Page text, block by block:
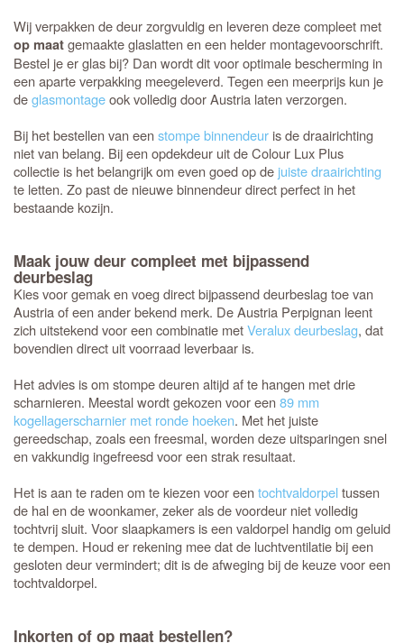
Wij verpakken de deur zorgvuldig en leveren deze compleet met
op maatgemaakte glaslatten en een helder montagevoorschrift.
Bestel je er glas bij? Dan wordt dit voor optimale bescherming in
een aparte verpakking meegeleverd. Tegen een meerprijs kun je
deglasmontageook volledig door Austria laten verzorgen.
Bij het bestellen van eenstompe binnendeur is de draairichting
niet van belang. Bij een opdekdeur uit de Colour Lux Plus
collectie is het belangrijk om even goed op de juiste draairichting
te letten. Zo past de nieuwe binnendeur direct perfect in het
bestaande kozijn.
Maak jouw deur compleet met bijpassend
deurbeslag
Kies voor gemak en voeg direct bijpassend deurbeslag toe van
Austria of een ander bekend merk. De Austria Perpignan leent
zich uitstekend voor een combinatie metVeralux deurbeslag, dat
bovendien direct uit voorraad leverbaar is.
Het advies is om stompe deuren altijd af te hangen met drie
scharnieren. Meestal wordt gekozen voor een89 mm
kogellagerscharnier met ronde hoeken. Met het juiste
gereedschap, zoals een freesmal, worden deze uitsparingen snel
en vakkundig ingefreesd voor een strak resultaat.
Het is aan te raden om te kiezen voor eentochtvaldorpeltussen
de hal en de woonkamer, zeker als de voordeur niet volledig
tochtvrij sluit. Voor slaapkamers is een valdorpel handig om geluid
te dempen. Houd er rekening mee dat de luchtventilatie bij een
gesloten deur vermindert; dit is de afweging bij de keuze voor een
tochtvaldorpel.
Inkorten of op maat bestellen?